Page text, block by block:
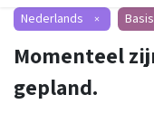
Nederlands × Basis
Momenteel
gepland.